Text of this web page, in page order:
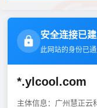
安全连接已
此网站的身份已
*.ylcool.com
主体信息：广州慧正云